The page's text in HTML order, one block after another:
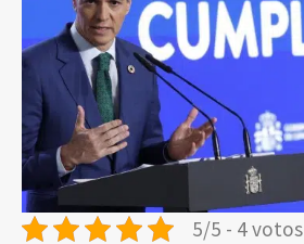
5/5 - 4 votos